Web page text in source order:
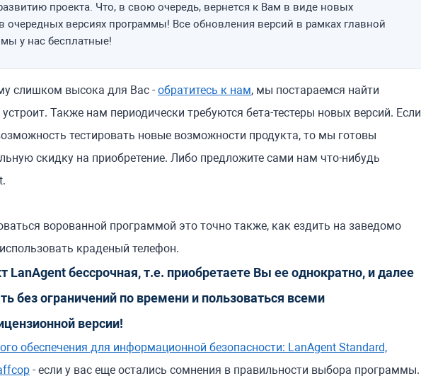
проекта. Что, в свою очередь, вернется к Вам в виде новых
очередных версиях программы! Все обновления версий в рамках главной
у нас бесплатные!
слишком высока для Вас - обратитесь к нам, мы постараемся найти
Также нам периодически требуются бета-тестеры новых версий. Если
тестировать новые возможности продукта, то мы готовы
скидку на приобретение. Либо предложите сами нам что-нибудь
ворованной программой это точно также, как ездить на заведомо
краденый телефон.
LanAgent бессрочная, т.е. приобретаете Вы ее однократно, и далее
без ограничений по времени и пользоваться всеми
версии!
обеспечения для информационной безопасности: LanAgent Standard,
- если у вас еще остались сомнения в правильности выбора программы.